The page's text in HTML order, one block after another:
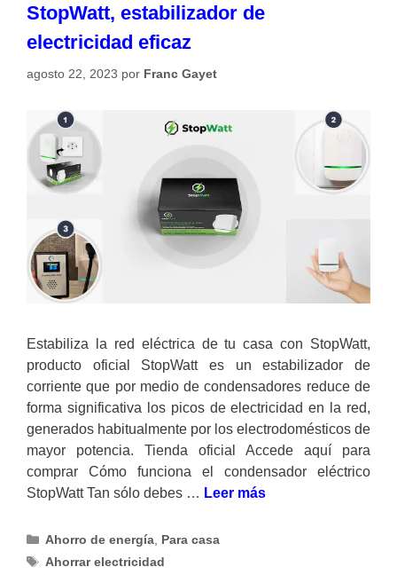
StopWatt, estabilizador de
electricidad eficaz
agosto 22, 2023 por Franc Gayet
Estabiliza la red eléctrica de tu casa con StopWatt,
producto oficial StopWatt es un estabilizador de
corriente que por medio de condensadores reduce de
forma significativa los picos de electricidad en la red,
generados habitualmente por los electrodomésticos de
mayor potencia. Tienda oficial Accede aquí para
comprar Cómo funciona el condensador eléctrico
StopWatt Tan sólo debes … Leer más
Categorías
Ahorro de energía Para casa
Etiquetas
Ahorrar electricidad